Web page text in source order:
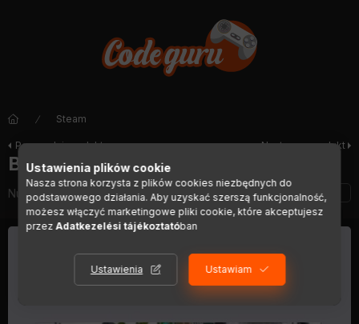
Steam
Poprzedni produkt Następny produkt
Bus Simulator 2012
Numer artykułu:DIGI01458
Ustawienia plików cookie
Nasza strona korzysta z plików cookies niezbędnych do
podstawowego działania. Aby uzyskać szerszą funkcjonalność,
możesz włączyć marketingowe pliki cookie, które akceptujesz
przezAdatkezelési tájékoztatóban
Ustawienia Ustawiam